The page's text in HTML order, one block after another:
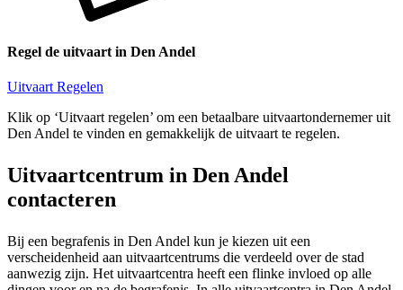
Regel de uitvaart in Den Andel
Uitvaart Regelen
Klik op ‘Uitvaart regelen’ om een betaalbare uitvaartondernemer uit
Den Andel te vinden en gemakkelijk de uitvaart te regelen.
Uitvaartcentrum in Den Andel
contacteren
Bij een begrafenis in Den Andel kun je kiezen uit een
verscheidenheid aan uitvaartcentrums die verdeeld over de stad
aanwezig zijn. Het uitvaartcentra heeft een flinke invloed op alle